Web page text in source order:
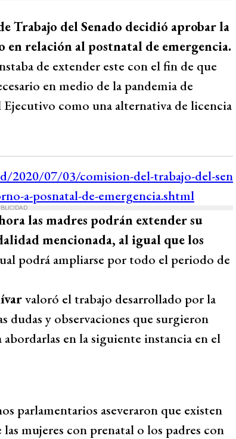
Trabajo del Senado decidió aprobar la
relación al postnatal de emergencia.
de extender este con el fin de que
en medio de la pandemia de
como una alternativa de licencia
las madres podrán extender su
mencionada, al igual que los
podrá ampliarse por todo el periodo de
valoró el trabajo desarrollado por la
dudas y observaciones que surgieron
en la siguiente instancia en el
parlamentarios aseveraron que existen
mujeres con prenatal o los padres con